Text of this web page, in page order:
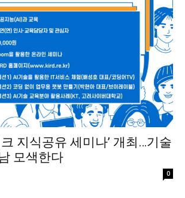
크 지식공유 세미나’ 개최…기술
모색한다
0